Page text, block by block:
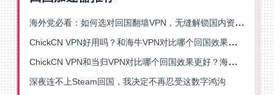
海外党必看：如何选对回国翻墙VPN，无缝解锁国内资源？
ChickCN VPN好用吗？和海牛VPN对比哪个回国效果更好？
ChickCN VPN和当归VPN对比哪个回国效果更好？海外党亲测后选了它
深夜连不上Steam回国，我决定不再忍受这数字鸿沟